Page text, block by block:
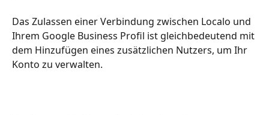
Das Zulassen einer Verbindung zwischen Localo und
Ihrem Google Business Profil ist gleichbedeutend mit
dem Hinzufügen eines zusätzlichen Nutzers, um Ihr
Konto zu verwalten.